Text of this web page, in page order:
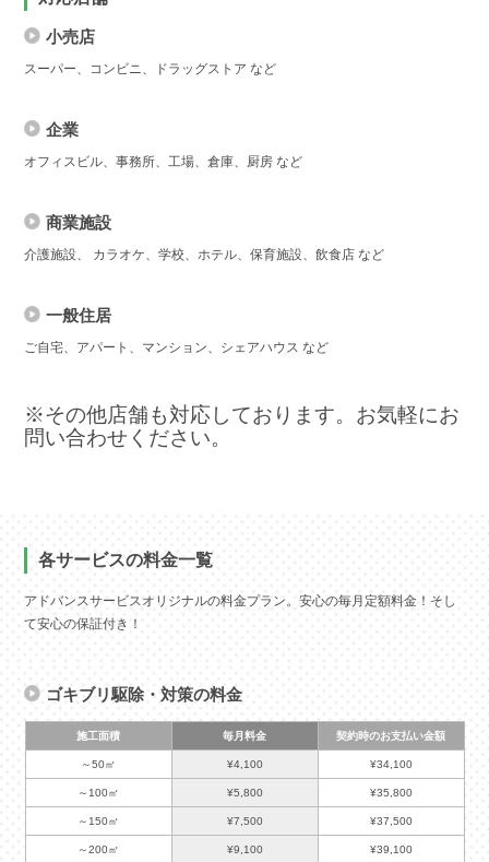
小売店
スーパー、コンビニ、ドラッグストア など
企業
オフィスビル、事務所、工場、倉庫、厨房 など
商業施設
介護施設、 カラオケ、学校、ホテル、保育施設、飲食店 など
一般住居
ご自宅、アパート、マンション、シェアハウス など
※その他店舗も対応しております。お気軽にお
問い合わせください。
各サービスの料金一覧
アドバンスサービスオリジナルの料金プラン。安心の毎月定額料金！そし
て安心の保証付き！
ゴキブリ駆除・対策の料金
施工面積 毎月料金 契約時のお支払い金額
～50㎡ ¥4,100 ¥34,100
～100㎡ ¥5,800 ¥35,800
～150㎡ ¥7,500 ¥37,500
～200㎡ ¥9,100 ¥39,100